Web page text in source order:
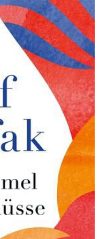
22.07.2024
592 Seiten
ISBN: 978-3-